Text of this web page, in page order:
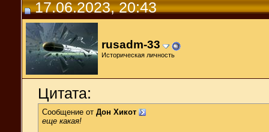
17.06.2023, 20:43
rusadm-33
Историческая личность
Цитата:
Сообщение от Дон Хикот
еще какая!